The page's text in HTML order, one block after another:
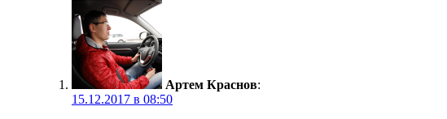
Артем Краснов:
15.12.2017 в 08:50